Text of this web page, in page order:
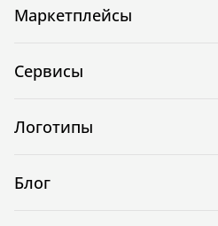
Маркетплейсы
Сервисы
Логотипы
Блог